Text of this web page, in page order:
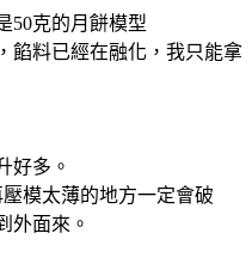
50克的月餅模型
餡料已經在融化，我只能拿
好多。
模太薄的地方一定會破
外面來。